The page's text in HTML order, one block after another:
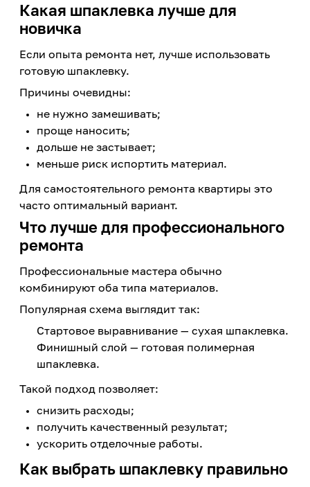
Какая шпаклевка лучше для
новичка
Если опыта ремонта нет, лучше использовать
готовую шпаклевку.
Причины очевидны:
не нужно замешивать;
проще наносить;
дольше не застывает;
меньше риск испортить материал.
Для самостоятельного ремонта квартиры это
часто оптимальный вариант.
Что лучше для профессионального
ремонта
Профессиональные мастера обычно
комбинируют оба типа материалов.
Популярная схема выглядит так:
Стартовое выравнивание — сухая шпаклевка.
Финишный слой — готовая полимерная
шпаклевка.
Такой подход позволяет:
снизить расходы;
получить качественный результат;
ускорить отделочные работы.
Как выбрать шпаклевку правильно